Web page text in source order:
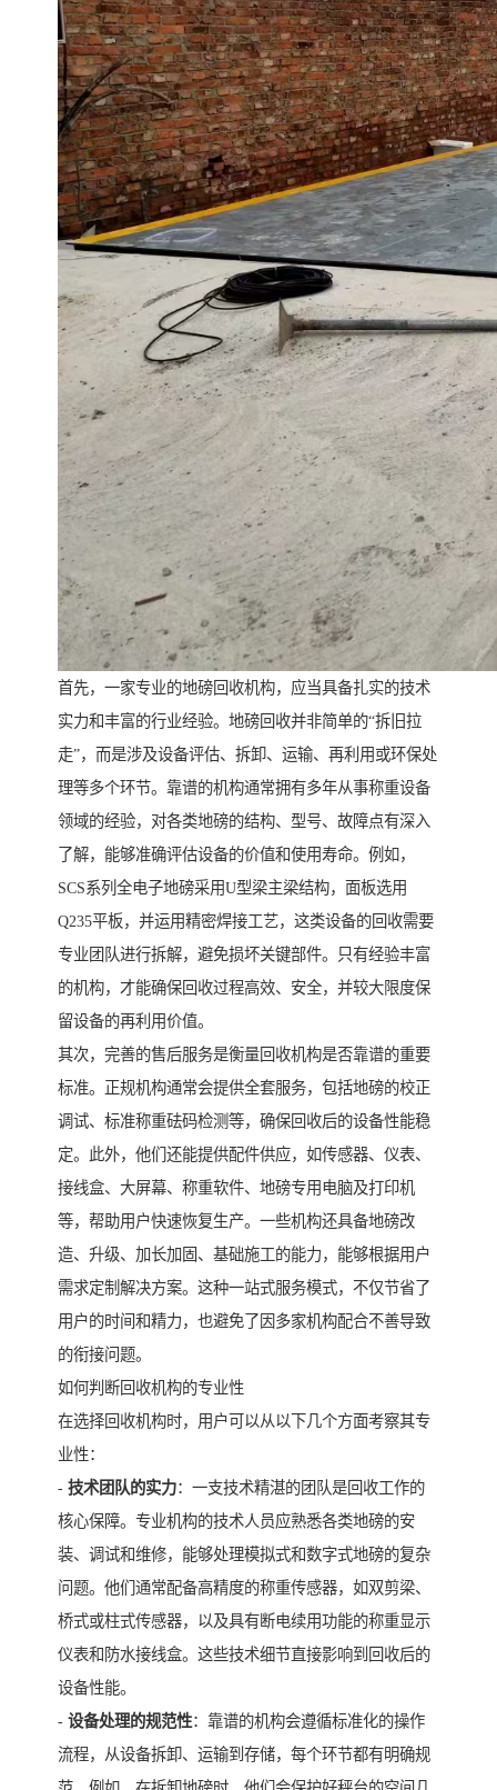
首先，一家专业的地磅回收机构，应当具备扎实的技术
实力和丰富的行业经验。地磅回收并非简单的“拆旧拉
走”，而是涉及设备评估、拆卸、运输、再利用或环保处
理等多个环节。靠谱的机构通常拥有多年从事称重设备
领域的经验，对各类地磅的结构、型号、故障点有深入
了解，能够准确评估设备的价值和使用寿命。例如，
SCS系列全电子地磅采用U型梁主梁结构，面板选用
Q235平板，并运用精密焊接工艺，这类设备的回收需要
专业团队进行拆解，避免损坏关键部件。只有经验丰富
的机构，才能确保回收过程高效、安全，并较大限度保
留设备的再利用价值。
其次，完善的售后服务是衡量回收机构是否靠谱的重要
标准。正规机构通常会提供全套服务，包括地磅的校正
调试、标准称重砝码检测等，确保回收后的设备性能稳
定。此外，他们还能提供配件供应，如传感器、仪表、
接线盒、大屏幕、称重软件、地磅专用电脑及打印机
等，帮助用户快速恢复生产。一些机构还具备地磅改
造、升级、加长加固、基础施工的能力，能够根据用户
需求定制解决方案。这种一站式服务模式，不仅节省了
用户的时间和精力，也避免了因多家机构配合不善导致
的衔接问题。
如何判断回收机构的专业性
在选择回收机构时，用户可以从以下几个方面考察其专
业性：
- 技术团队的实力：一支技术精湛的团队是回收工作的
核心保障。专业机构的技术人员应熟悉各类地磅的安
装、调试和维修，能够处理模拟式和数字式地磅的复杂
问题。他们通常配备高精度的称重传感器，如双剪梁、
桥式或柱式传感器，以及具有断电续用功能的称重显示
仪表和防水接线盒。这些技术细节直接影响到回收后的
设备性能。
- 设备处理的规范性：靠谱的机构会遵循标准化的操作
流程，从设备拆卸、运输到存储，每个环节都有明确规